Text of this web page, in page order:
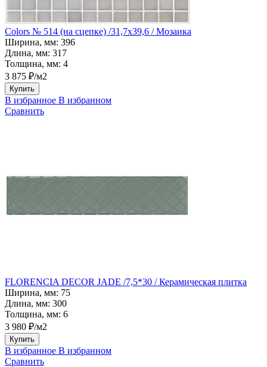
Colors № 514 (на сцепке) /31,7х39,6 / Мозаика
Ширина, мм: 396
Длина, мм: 317
Толщина, мм: 4
3 875 ₽/м2
Купить
В избранное В избранном
Сравнить
FLORENCIA DECOR JADE /7,5*30 / Керамическая плитка
Ширина, мм: 75
Длина, мм: 300
Толщина, мм: 6
3 980 ₽/м2
Купить
В избранное В избранном
Сравнить